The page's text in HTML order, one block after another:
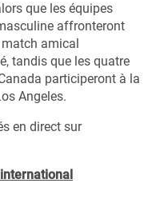
que les équipes
affronteront
match amical
tandis que les quatre
participeront à la
Angeles.
en direct sur